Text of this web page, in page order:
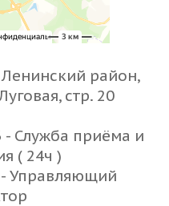
район,
стр. 20
- Служба приёма и
( 24ч )
- Управляющий